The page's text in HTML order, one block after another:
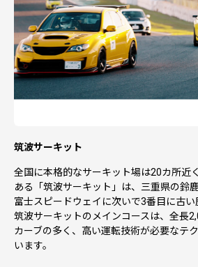
の申請をお願いします。
※2026年1月10日（土）を過ぎたり、
は、申請の受付ができず、
確定申告をしていただく必要がござい
さい。
【送付先】
〒304-8501
茨城県下妻市本城町三丁目13番地
下妻市役所（ふるさと下妻寄附担当）
■お礼の品配送について
筑波サーキット
全国に本格的なサーキット場は20カ所近
ある「筑波サーキット」は、三重県の鈴
富士スピードウェイに次いで3番目に古い
筑波サーキットのメインコースは、全長
カーブの多く、高い運転技術が必要なテ
います。